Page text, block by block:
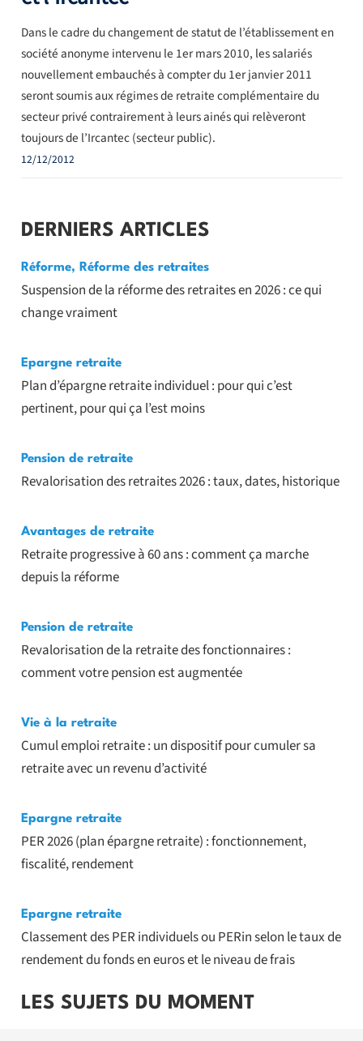
Dans le cadre du changement de statut de l’établissement en
société anonyme intervenu le 1er mars 2010, les salariés
nouvellement embauchés à compter du 1er janvier 2011
seront soumis aux régimes de retraite complémentaire du
secteur privé contrairement à leurs ainés qui relèveront
toujours de l’Ircantec (secteur public).
12/12/2012
DERNIERS ARTICLES
Réforme, Réforme des retraites
Suspension de la réforme des retraites en 2026 : ce qui
change vraiment
Epargne retraite
Plan d’épargne retraite individuel : pour qui c’est
pertinent, pour qui ça l’est moins
Pension de retraite
Revalorisation des retraites 2026 : taux, dates, historique
Avantages de retraite
Retraite progressive à 60 ans : comment ça marche
depuis la réforme
Pension de retraite
Revalorisation de la retraite des fonctionnaires :
comment votre pension est augmentée
Vie à la retraite
Cumul emploi retraite : un dispositif pour cumuler sa
retraite avec un revenu d’activité
Epargne retraite
PER 2026 (plan épargne retraite) : fonctionnement,
fiscalité, rendement
Epargne retraite
Classement des PER individuels ou PERin selon le taux de
rendement du fonds en euros et le niveau de frais
LES SUJETS DU MOMENT